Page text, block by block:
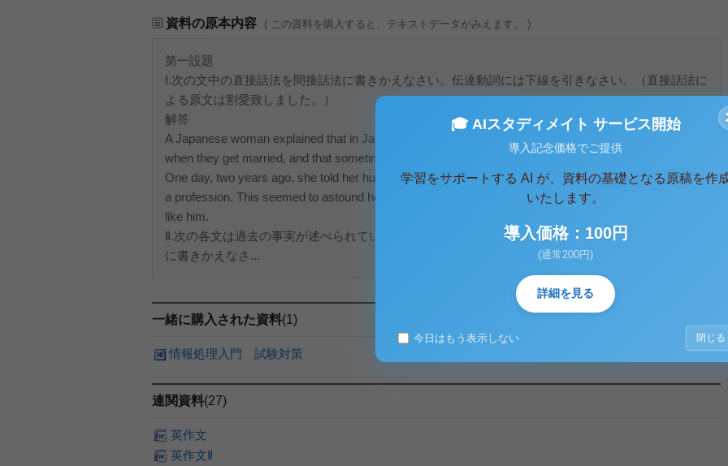
資料の原本内容 ( この資料を購入すると、テキストデータがみえます。 )
第一設題
Ⅰ.次の文中の直接話法を間接話法に書きかえなさい。伝達動詞には下線を引きなさい。（直接話法に
よる原文は割愛致しました。）
解答
A Japanese woman explained that in Japan firms usually make woman promise to leave their jobs
when they get married, and that sometimes the firms demand this in writing.
One day, two years ago, she told her husband that she was going to work and that she wanted to have
a profession. This seemed to astound her husband. He asked her if she was going to turn into a man
like him.
Ⅱ.次の各文は過去の事実が述べられています。その事実に反する、ありそうもない過去の仮定の文
に書きかえなさ...
一緒に購入された資料(1)
情報処理入門 試験対策
連関資料(27)
英作文
英作文Ⅱ
🎓 AIスタディメイト サービス開始
導入記念価格でご提供
学習をサポートする AI が、資料の基礎となる原稿を作
いたします。
導入価格：100円
(通常200円)
詳細を見る
今日はもう表示しない 閉じる